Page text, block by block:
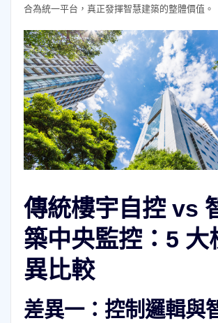
合為統一平台，真正發揮智慧建築的整體價值。
傳統樓宇自控 vs
築中央監控：5 大
異比較
差異一：控制邏輯與